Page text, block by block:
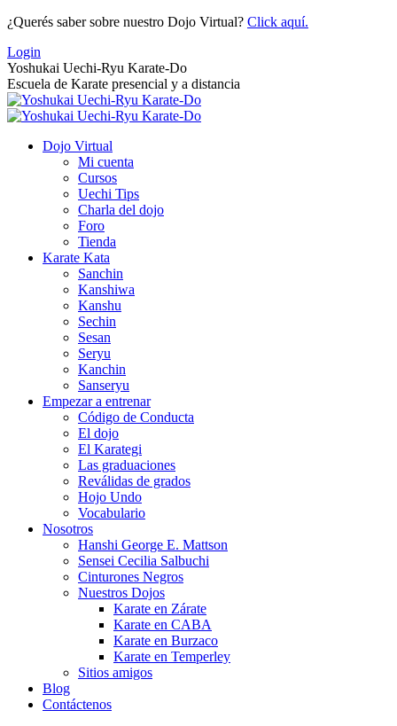
Saltar
contenido
¿Querés saber sobre nuestro Dojo Virtual? Click aquí.
Login
Yoshukai Uechi-Ryu Karate-Do
Escuela de Karate presencial y a distancia
Dojo Virtual
Mi cuenta
Cursos
Uechi Tips
Charla del dojo
Foro
Tienda
Karate Kata
Sanchin
Kanshiwa
Kanshu
Sechin
Sesan
Seryu
Kanchin
Sanseryu
Empezar a entrenar
Código de Conducta
El dojo
El Karategi
Las graduaciones
Reválidas de grados
Hojo Undo
Vocabulario
Nosotros
Hanshi George E. Mattson
Sensei Cecilia Salbuchi
Cinturones Negros
Nuestros Dojos
Karate en Zárate
Karate en CABA
Karate en Burzaco
Karate en Temperley
Sitios amigos
Blog
Contáctenos